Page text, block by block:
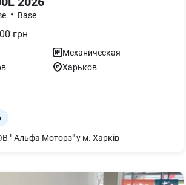
• Base
грн
Механическая
Харьков
" Альфа Моторз" у м. Харків